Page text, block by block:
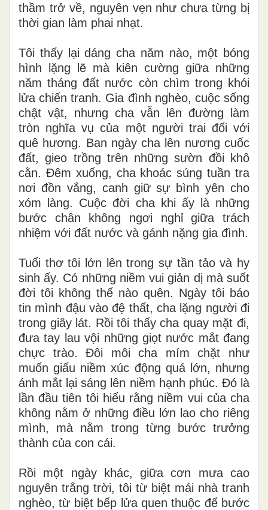
thầm trở về, nguyên vẹn như chưa từng bị
thời gian làm phai nhạt.
Tôi thấy lại dáng cha năm nào, một bóng
hình lặng lẽ mà kiên cường giữa những
năm tháng đất nước còn chìm trong khói
lửa chiến tranh. Gia đình nghèo, cuộc sống
chật vật, nhưng cha vẫn lên đường làm
tròn nghĩa vụ của một người trai đối với
quê hương. Ban ngày cha lên nương cuốc
đất, gieo trồng trên những sườn đồi khô
cằn. Đêm xuống, cha khoác súng tuần tra
nơi đồn vắng, canh giữ sự bình yên cho
xóm làng. Cuộc đời cha khi ấy là những
bước chân không ngơi nghỉ giữa trách
nhiệm với đất nước và gánh nặng gia đình.
Tuổi thơ tôi lớn lên trong sự tần tảo và hy
sinh ấy. Có những niềm vui giản dị mà suốt
đời tôi không thể nào quên. Ngày tôi báo
tin mình đậu vào đệ thất, cha lặng người đi
trong giây lát. Rồi tôi thấy cha quay mặt đi,
đưa tay lau vội những giọt nước mắt đang
chực trào. Đôi môi cha mím chặt như
muốn giấu niềm xúc động quá lớn, nhưng
ánh mắt lại sáng lên niềm hạnh phúc. Đó là
lần đầu tiên tôi hiểu rằng niềm vui của cha
không nằm ở những điều lớn lao cho riêng
mình, mà nằm trong từng bước trưởng
thành của con cái.
Rồi một ngày khác, giữa cơn mưa cao
nguyên trắng trời, tôi từ biệt mái nhà tranh
nghèo, từ biệt bếp lửa quen thuộc để bước